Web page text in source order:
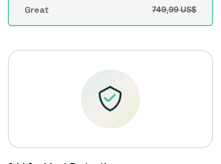
no
disponible
Great
Variante
agotada
no
749,99 US$